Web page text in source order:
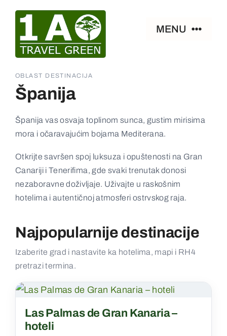
content
MENU
Smeštaj
Zanimljivosti
Paket aranžmani
Ostalo
Kontakt
OBLAST DESTINACIJA
Španija
Španija vas osvaja toplinom sunca, gustim mirisima
mora i očaravajućim bojama Mediterana.
Otkrijte savršen spoj luksuza i opuštenosti na Gran
Canariji i Tenerifima, gde svaki trenutak donosi
nezaboravne doživljaje. Uživajte u raskošnim
hotelima i autentičnoj atmosferi ostrvskog raja.
Najpopularnije destinacije
Izaberite grad i nastavite ka hotelima, mapi i RH4
pretrazi termina.
Las Palmas de Gran Kanaria –
hoteli